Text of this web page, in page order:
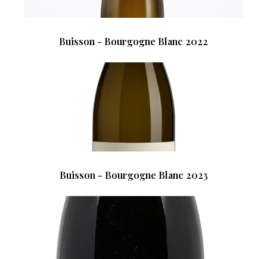
Buisson - Bourgogne Blanc 2022
Buisson - Bourgogne Blanc 2023